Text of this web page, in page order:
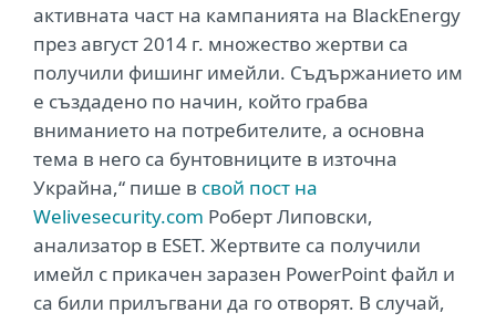
активната част на кампанията на BlackEnergy
през август 2014 г. множество жертви са
получили фишинг имейли. Съдържанието им
е създадено по начин, който грабва
вниманието на потребителите, а основна
тема в него са бунтовниците в източна
Украйна,“ пише в свой пост на
Welivesecurity.com Роберт Липовски,
анализатор в ESET. Жертвите са получили
имейл с прикачен заразен PowerPoint файл и
са били прилъгвани да го отворят. В случай,